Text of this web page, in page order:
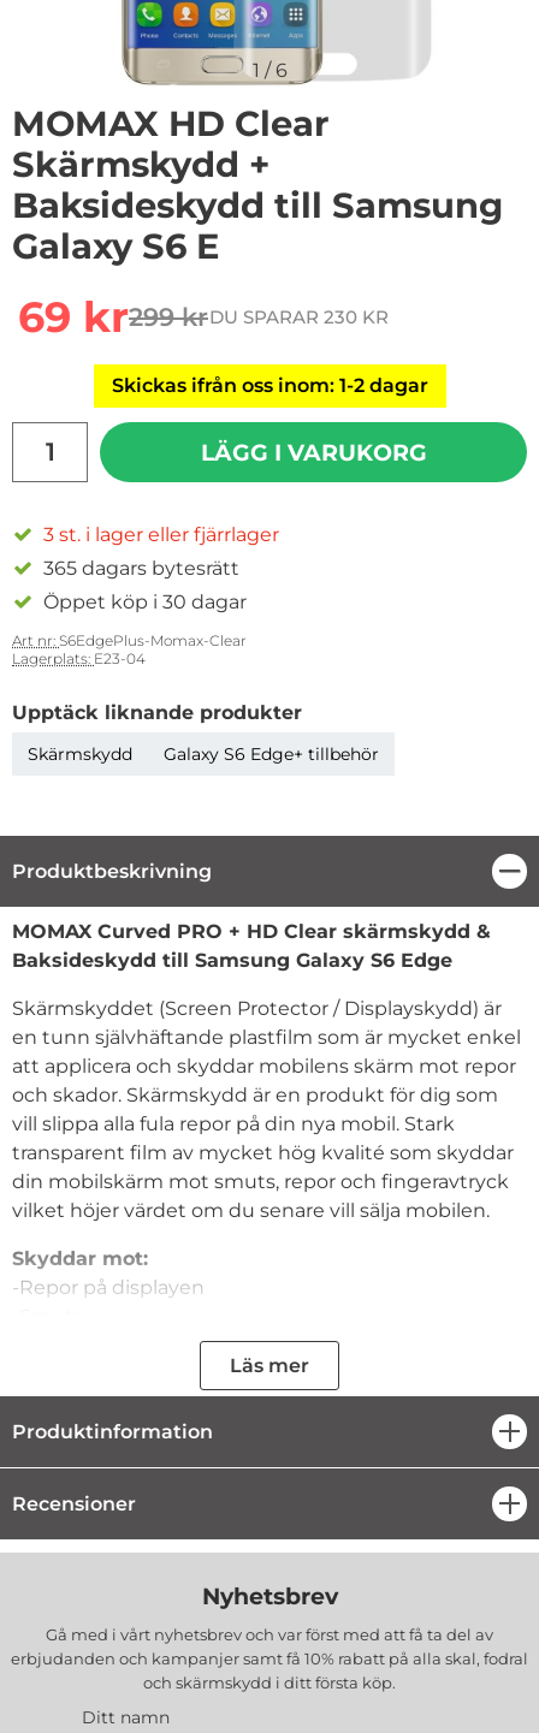
1 /6
MOMAX HD Clear
Skärmskydd +
Baksideskydd till Samsung
Galaxy S6 E
rea pris
69 krtidigare pris
299 krDU SPARAR 230 KR
Skickas ifrån oss inom: 1-2 dagar
LÄGG I VARUKORG
3 st. i lager eller fjärrlager
365 dagars bytesrätt
Öppet köp i 30 dagar
Art nr: S6EdgePlus-Momax-Clear
Lagerplats: E23-04
Upptäck liknande produkter
Skärmskydd Galaxy S6 Edge+ tillbehör
Produktbeskrivning
Produktbeskrivning
MOMAX Curved PRO + HD Clear skärmskydd &
Baksideskydd till Samsung Galaxy S6 Edge
Skärmskyddet (Screen Protector / Displayskydd) är
en tunn självhäftande plastfilm som är mycket enkel
att applicera och skyddar mobilens skärm mot repor
och skador. Skärmskydd är en produkt för dig som
vill slippa alla fula repor på din nya mobil. Stark
transparent film av mycket hög kvalité som skyddar
din mobilskärm mot smuts, repor och fingeravtryck
vilket höjer värdet om du senare vill sälja mobilen.
Skyddar mot:
-Repor på displayen
Back Protector till din Sony Xperia Z Ultra Stark
transparent film av mycket hög kvalité som skyddar
och fingeravtryck vilket höjer värdet om du senare
vill sälja mobilen. Skyddet skyddar mot fula repor och
Passar:
Samsung Galaxy S6 Edge Plus
MOMAX
Läs mer
Produktinformation
Recensioner
Nyhetsbrev
Gå med i vårt nyhetsbrev och var först med att få ta del av
erbjudanden och kampanjer samt få 10% rabatt på alla skal, fodral
och skärmskydd i ditt första köp.
Ditt namn